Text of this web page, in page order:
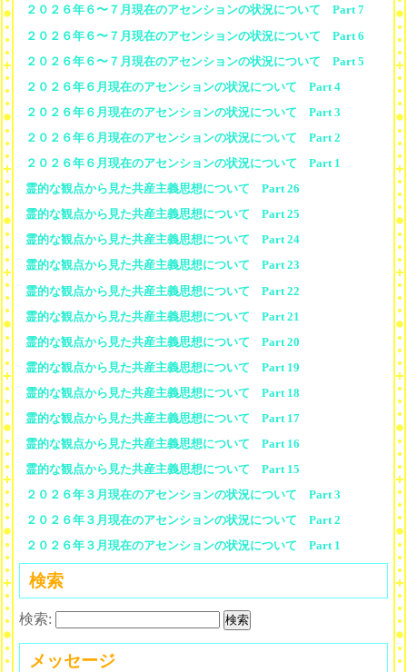
２０２６年６〜７月現在のアセンションの状況について Part 7
２０２６年６〜７月現在のアセンションの状況について Part 6
２０２６年６〜７月現在のアセンションの状況について Part 5
２０２６年６月現在のアセンションの状況について Part 4
２０２６年６月現在のアセンションの状況について Part 3
２０２６年６月現在のアセンションの状況について Part 2
２０２６年６月現在のアセンションの状況について Part 1
霊的な観点から見た共産主義思想について Part 26
霊的な観点から見た共産主義思想について Part 25
霊的な観点から見た共産主義思想について Part 24
霊的な観点から見た共産主義思想について Part 23
霊的な観点から見た共産主義思想について Part 22
霊的な観点から見た共産主義思想について Part 21
霊的な観点から見た共産主義思想について Part 20
霊的な観点から見た共産主義思想について Part 19
霊的な観点から見た共産主義思想について Part 18
霊的な観点から見た共産主義思想について Part 17
霊的な観点から見た共産主義思想について Part 16
霊的な観点から見た共産主義思想について Part 15
２０２６年３月現在のアセンションの状況について Part 3
２０２６年３月現在のアセンションの状況について Part 2
２０２６年３月現在のアセンションの状況について Part 1
検索
検索:
メッセージ